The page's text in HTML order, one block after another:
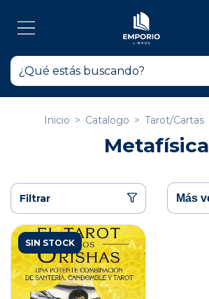
Inicio > Catalogo > Tarot/Cartas
Metafísica
Filtrar
SIN STOCK